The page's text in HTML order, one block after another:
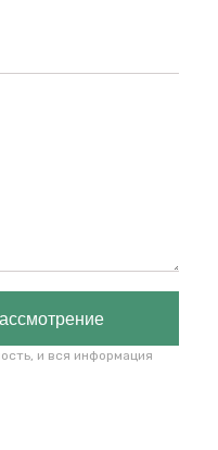
и вся информация